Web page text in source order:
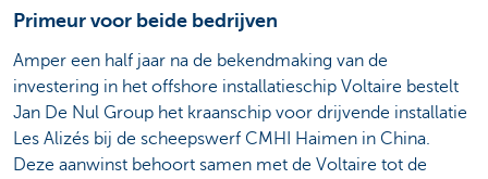
Primeur voor beide bedrijven
Amper een half jaar na de bekendmaking van de
investering in het offshore installatieschip Voltaire bestelt
Jan De Nul Group het kraanschip voor drijvende installatie
Les Alizés bij de scheepswerf CMHI Haimen in China.
Deze aanwinst behoort samen met de Voltaire tot de